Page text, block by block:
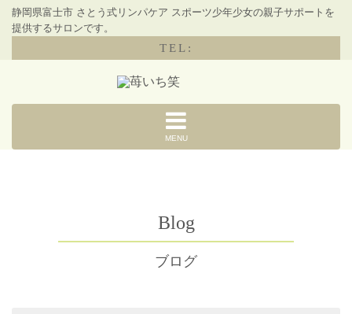
静岡県富士市 さとう式リンパケア スポーツ少年少女の親子サポートを
提供するサロンです。
TEL:
MENU
Blog
ブログ